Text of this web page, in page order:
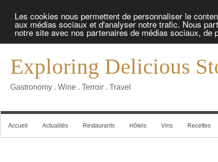
Les cookies nous permettent de personnaliser le
aux médias sociaux et d'analyser notre trafic. Nous
notre site avec nos partenaires de médias sociaux, de
Exploring Delicious
Gastronomy . Wine . Terroir . Travel
Accueil Actualités Restaurants Hôtels Vins Recettes